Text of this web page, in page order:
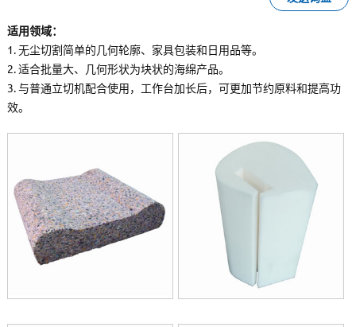
适用领域：
1. 无尘切割简单的几何轮廓、家具包装和日用品等。
2. 适合批量大、几何形状为块状的海绵产品。
3. 与普通立切机配合使用，工作台加长后，可更加节约原料和提高功
效。